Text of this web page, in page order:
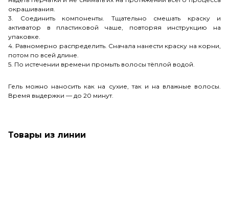
окрашивания.
3. Соединить компоненты. Тщательно смешать краску и
активатор в пластиковой чаше, повторяя инструкцию на
упаковке.
4. Равномерно распределить. Сначала нанести краску на корни,
потом по всей длине.
5. По истечении времени промыть волосы тёплой водой.
Гель можно наносить как на сухие, так и на влажные волосы.
Время выдержки — до 20 минут.
Товары из линии